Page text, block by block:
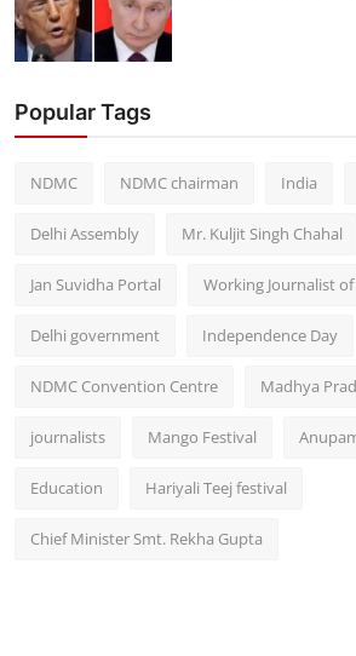
Popular Tags
NDMC NDMC chairman India
Delhi Assembly Mr. Kuljit Singh Chahal
Jan Suvidha Portal Working Journalist
Delhi government Independence Day
NDMC Convention Centre Madhya
journalists Mango Festival
Education Hariyali Teej festival
Chief Minister Smt. Rekha Gupta